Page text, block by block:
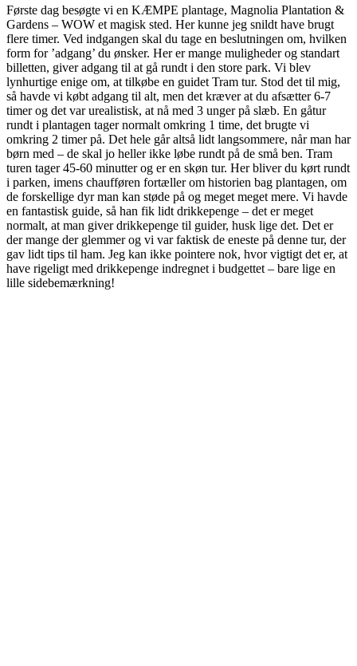
Første dag besøgte vi en KÆMPE plantage, Magnolia Plantation &
Gardens – WOW et magisk sted. Her kunne jeg snildt have brugt
flere timer. Ved indgangen skal du tage en beslutningen om, hvilken
form for ’adgang’ du ønsker. Her er mange muligheder og standart
billetten, giver adgang til at gå rundt i den store park. Vi blev
lynhurtige enige om, at tilkøbe en guidet Tram tur. Stod det til mig,
så havde vi købt adgang til alt, men det kræver at du afsætter 6-7
timer og det var urealistisk, at nå med 3 unger på slæb. En gåtur
rundt i plantagen tager normalt omkring 1 time, det brugte vi
omkring 2 timer på. Det hele går altså lidt langsommere, når man har
børn med – de skal jo heller ikke løbe rundt på de små ben. Tram
turen tager 45-60 minutter og er en skøn tur. Her bliver du kørt rundt
i parken, imens chaufføren fortæller om historien bag plantagen, om
de forskellige dyr man kan støde på og meget meget mere. Vi havde
en fantastisk guide, så han fik lidt drikkepenge – det er meget
normalt, at man giver drikkepenge til guider, husk lige det. Det er
der mange der glemmer og vi var faktisk de eneste på denne tur, der
gav lidt tips til ham. Jeg kan ikke pointere nok, hvor vigtigt det er, at
have rigeligt med drikkepenge indregnet i budgettet – bare lige en
lille sidebemærkning!